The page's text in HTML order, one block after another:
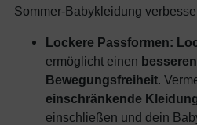
Sommer-Babykleidung
Lockere Passformen:
ermöglicht einen
Bewegungsfreiheit.
einschränkende
einschließen und dein